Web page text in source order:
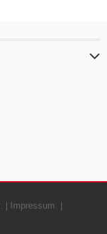
Impressum